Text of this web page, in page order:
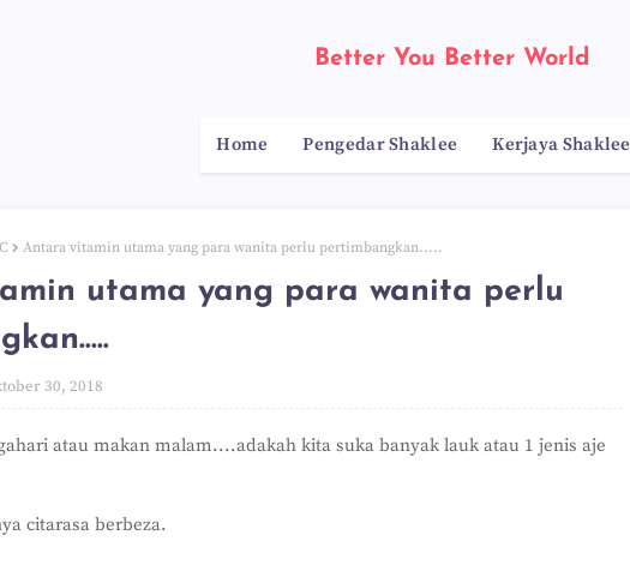
Better You Better World
Home Pengedar Shaklee Kerjaya Shaklee
Antara vitamin utama yang para wanita perlu pertimbangkan.....
utama yang para wanita perlu
30, 2018
atau makan malam....adakah kita suka banyak lauk atau 1 jenis aje
citarasa berbeza.